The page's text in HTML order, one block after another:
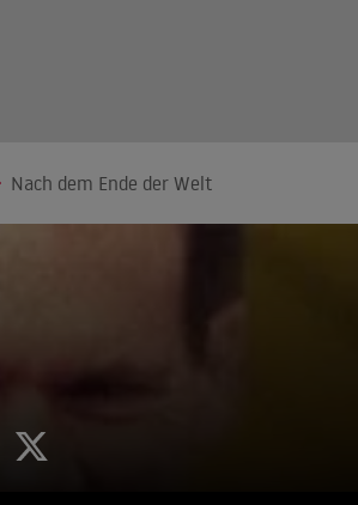
Nach dem Ende der Welt